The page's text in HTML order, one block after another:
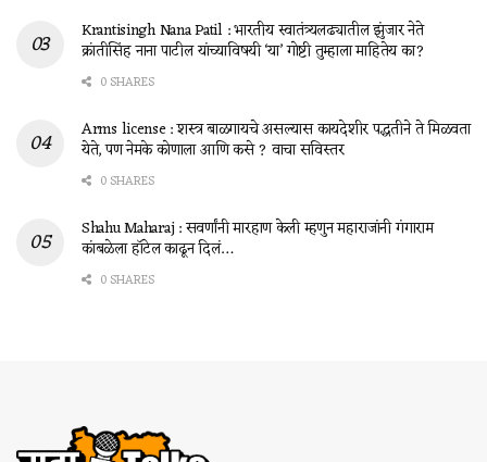
Krantisingh Nana Patil : भारतीय स्वातंत्र्यलढ्यातील झुंजार नेते
क्रांतीसिंह नाना पाटील यांच्याविषयी ‘या’ गोष्टी तुम्हाला माहितेय का?
0 SHARES
Arms license : शस्त्र बाळगायचे असल्यास कायदेशीर पद्धतीने ते मिळवता
येते, पण नेमके कोणाला आणि कसे ? वाचा सविस्तर
0 SHARES
Shahu Maharaj : सवर्णांनी मारहाण केली म्हणुन महाराजांनी गंगाराम
कांबळेला हॉटेल काढून दिलं…
0 SHARES